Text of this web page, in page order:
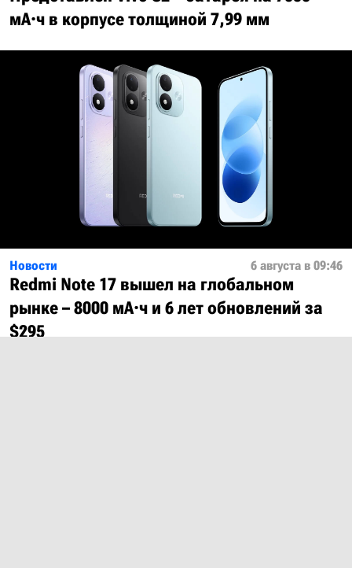
мА·ч в корпусе толщиной 7,99 мм
Новости 6 августа в 09:46
Redmi Note 17 вышел на глобальном
рынке – 8000 мА·ч и 6 лет обновлений за
$295